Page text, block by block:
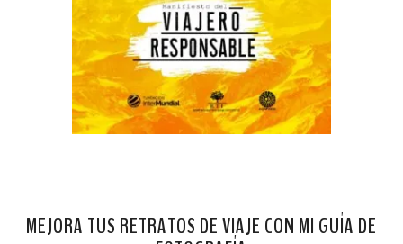
MEJORA TUS RETRATOS DE VIAJE CON MI GUÍA DE